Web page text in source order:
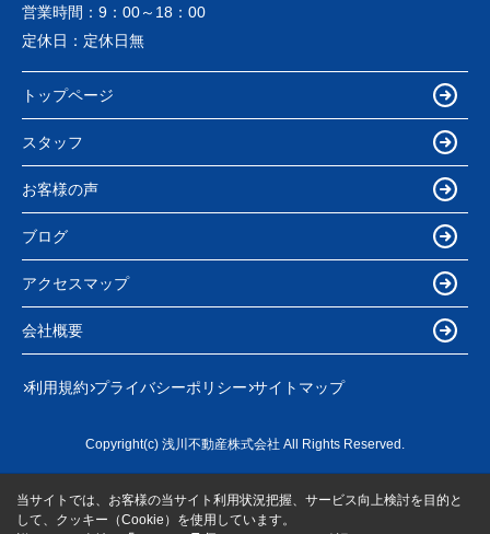
営業時間： 9：00～18：00
定休日： 定休日無
トップページ
スタッフ
お客様の声
ブログ
アクセスマップ
会社概要
利用規約 プライバシーポリシー サイトマップ
Copyright(c) 浅川不動産株式会社 All Rights Reserved.
当サイトでは、お客様の当サイト利用状況把握、サービス向上検討を目的と
して、クッキー（Cookie）を使用しています。